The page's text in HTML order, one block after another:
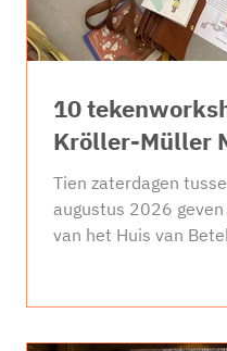
10
Kröller-Müller
Tien zaterdagen
augustus 2026 geven
van het Huis van
Israels. Op Tekenreis
Isaac Israels heeft